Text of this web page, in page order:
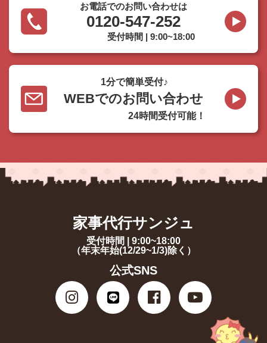
お電話でのお問い合わせは
0120-547-252
受付時間 | 9:00~18:00
1分で簡単受付♪
WEBでのお問い合わせ
24時間受付可能！
家事代行サンジュ
受付時間 | 9:00~18:00
（年末年始(12/29~1/3)除く）
公式SNS